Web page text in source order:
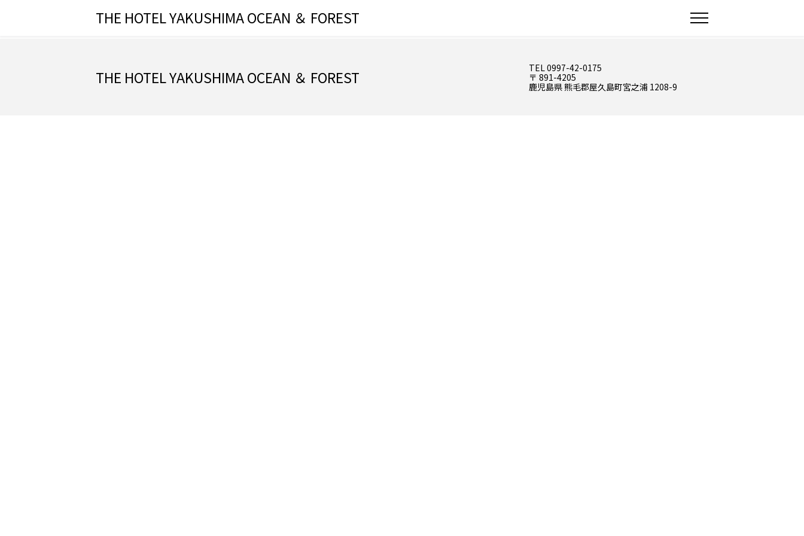
THE HOTEL YAKUSHIMA OCEAN ＆ FOREST
THE HOTEL YAKUSHIMA OCEAN ＆ FOREST
TEL 0997-42-0175
〒 891-4205
鹿児島県 熊毛郡屋久島町宮之浦 1208-9